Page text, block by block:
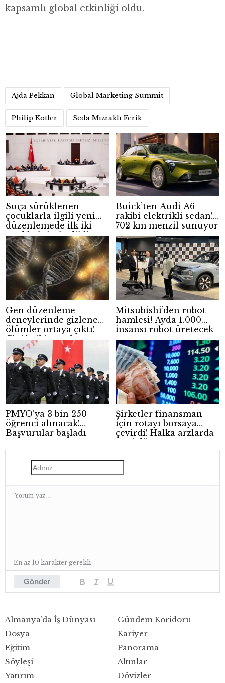
kapsamlı global etkinliği oldu.
Ajda Pekkan Global Marketing Summit
Philip Kotler Seda Mızraklı Ferik
Suça sürüklenen
çocuklarla ilgili yeni
düzenlemede ilk iki
madde kabul edildi
Buick’ten Audi A6
rakibi elektrikli sedan!
702 km menzil sunuyor
Gen düzenleme
deneylerinde gizlenen
ölümler ortaya çıktı!
Çin’de iki çocuk
hayatını kaybetti
Mitsubishi’den robot
hamlesi! Ayda 1.000
insansı robot üretecek
PMYO’ya 3 bin 250
öğrenci alınacak!
Başvurular başladı
Şirketler finansman
için rotayı borsaya
çevirdi! Halka arzlarda
yeni dönem
Gönder
En az 10 karakter gerekli
Almanya’da İş Dünyası
Dosya
Eğitim
Gündem Koridoru
Kariyer
Panorama
Söyleşi
Yatırım
Altınlar
Dövizler